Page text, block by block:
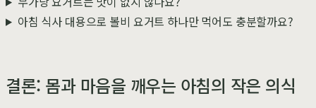
아침 식사 대용으로 볼비 요거트 하나만 먹어도 충분할까요?
결론: 몸과 마음을 깨우는 아침의 작은 의식